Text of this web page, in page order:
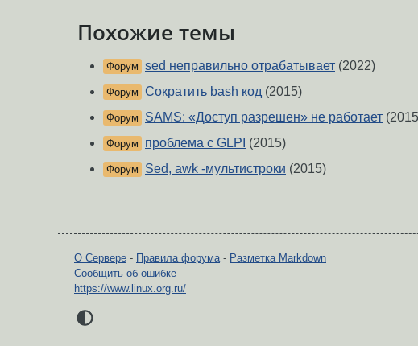
Похожие темы
Форум sed неправильно отрабатывает (2022)
Форум Сократить bash код (2015)
Форум SAMS: «Доступ разрешен» не работает
Форум проблема с GLPI (2015)
Форум Sed, awk -мультистроки (2015)
О Сервере - Правила форума- Разметка Markdown
Сообщить об ошибке
https://www.linux.org.ru/